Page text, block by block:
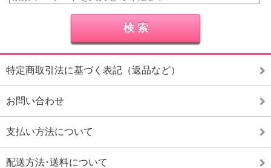
特定商取引法に基づく表記（返品など）
お問い合わせ
支払い方法について
配送方法･送料について